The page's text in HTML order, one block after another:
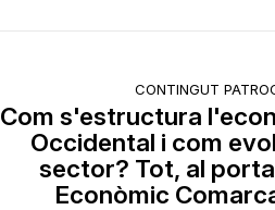
CONTINGUT
Com s'estructura
Occidental i com
sector? Tot, al
Econòmic